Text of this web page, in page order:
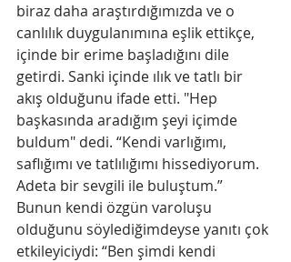
biraz daha araştırdığımızda ve o
canlılık duygulanımına eşlik ettikçe,
içinde bir erime başladığını dile
getirdi. Sanki içinde ılık ve tatlı bir
akış olduğunu ifade etti. "Hep
başkasında aradığım şeyi içimde
buldum" dedi. “Kendi varlığımı,
saflığımı ve tatlılığımı hissediyorum.
Adeta bir sevgili ile buluştum.”
Bunun kendi özgün varoluşu
olduğunu söylediğimdeyse yanıtı çok
etkileyiciydi: “Ben şimdi kendi